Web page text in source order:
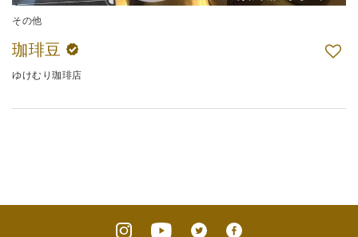
その他
珈琲豆
ゆけむり珈琲店